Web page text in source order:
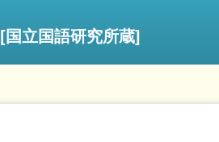
[国立国語研究所蔵]